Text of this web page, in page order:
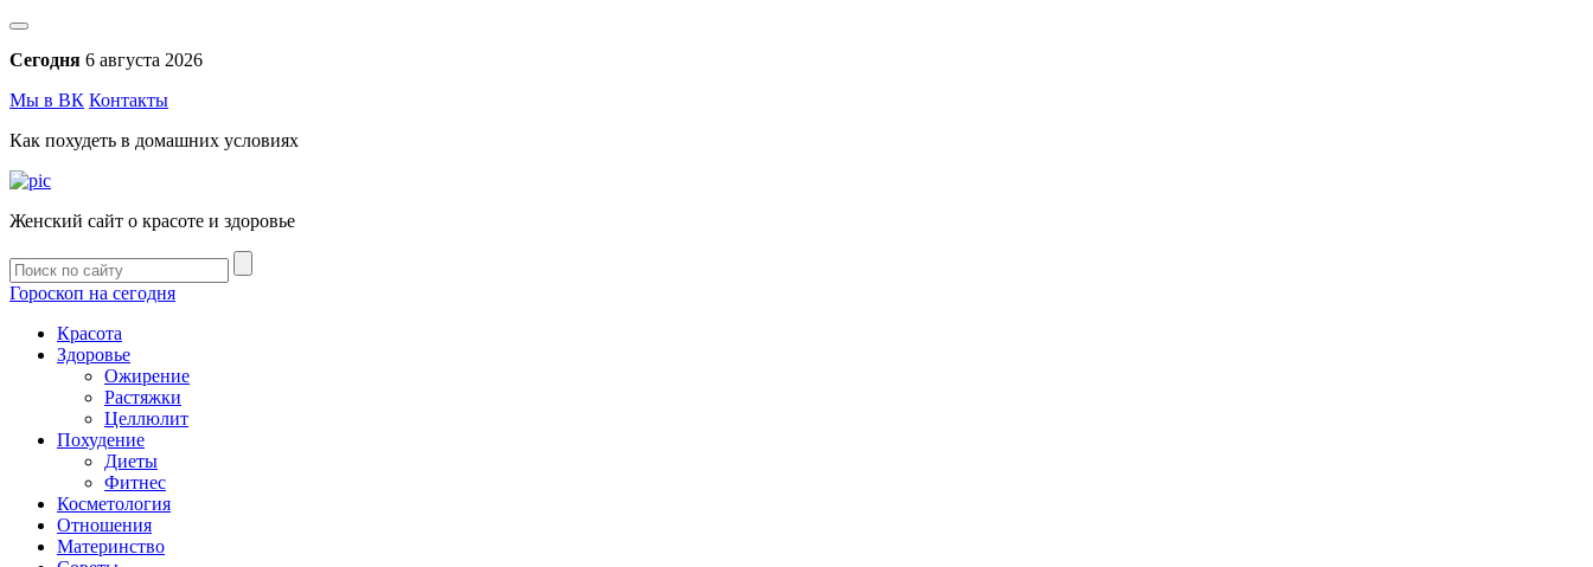
Сегодня 6 августа 2026
Мы в ВК Контакты
Как похудеть в домашних условиях
Женский сайт о красоте и здоровье
Гороскоп на сегодня
Красота
Здоровье
Ожирение
Растяжки
Целлюлит
Похудение
Диеты
Фитнес
Косметология
Отношения
Материнство